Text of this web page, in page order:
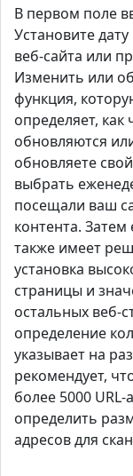
В первом поле
Установите
веб-сайта или
Изменить или
функция,
определяет,
обновляются
обновляете
выбрать
посещали ваш
контента.
также имеет
установка
страницы и
остальных веб-
определение
указывает на
рекомендует,
более 5000
определить
адресов для